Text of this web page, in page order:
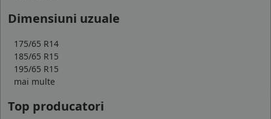
Dimensiuni uzuale
175/65 R14
185/65 R15
195/65 R15
mai multe
Top producatori